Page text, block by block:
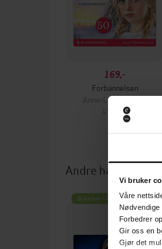
Vi bruker
Våre
Forbedrer
Gir oss en
Gjør det
169,-
Forbannelsen
Anne-Lill Vestgård
LYDBOK
Andre har også
Boka bak filmen